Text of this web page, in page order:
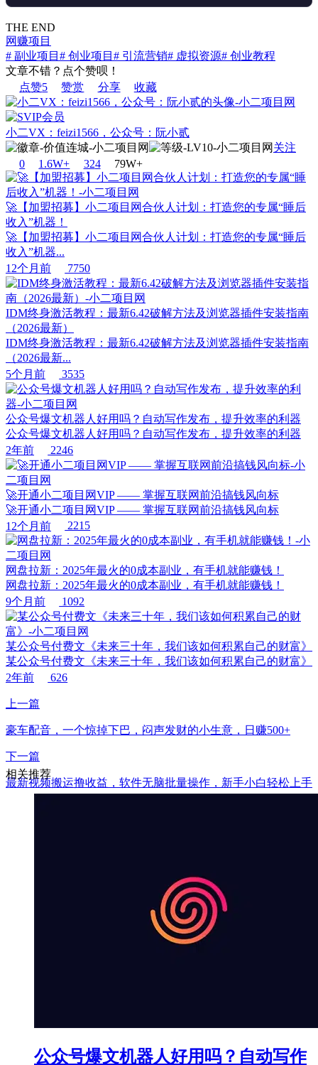
THE END
网赚项目
# 副业项目 # 创业项目 # 引流营销# 虚拟资源# 创业教程
文章不错？点个赞呗！
点赞5 赞赏 分享 收藏
小二VX：feizi1566，公众号：阮小贰
关注
0
1.6W+ 324 79W+
🚀【加盟招募】小二项目网合伙人计划：打造您的专属“睡后
收入”机器！
🚀【加盟招募】小二项目网合伙人计划：打造您的专属“睡后
收入”机器...
12个月前
7750
IDM终身激活教程：最新6.42破解方法及浏览器插件安装指南
（2026最新）
IDM终身激活教程：最新6.42破解方法及浏览器插件安装指南
（2026最新...
5个月前
3535
公众号爆文机器人好用吗？自动写作发布，提升效率的利器
公众号爆文机器人好用吗？自动写作发布，提升效率的利器
2年前
2246
🚀开通小二项目网VIP —— 掌握互联网前沿搞钱风向标
🚀开通小二项目网VIP —— 掌握互联网前沿搞钱风向标
12个月前
2215
网盘拉新：2025年最火的0成本副业，有手机就能赚钱！
网盘拉新：2025年最火的0成本副业，有手机就能赚钱！
9个月前
1092
某公众号付费文《未来三十年，我们该如何积累自己的财富》
某公众号付费文《未来三十年，我们该如何积累自己的财富》
2年前
626
上一篇
豪车配音，一个惊掉下巴，闷声发财的小生意，日赚500+
下一篇
最新视频搬运撸收益，软件无脑批量操作，新手小白轻松上手
相关推荐
公众号爆文机器人好用吗？自动写作